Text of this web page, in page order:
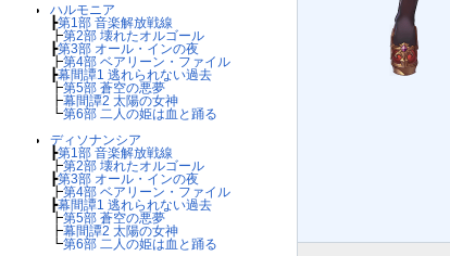
ハルモニア
┣第1部 音楽解放戦線
┣第2部 壊れたオルゴール
┣第3部 オール・インの夜
┣第4部 ベアリーン・ファイル
┣幕間譚1 逃れられない過去
┣第5部 蒼空の悪夢
┣幕間譚2 太陽の女神
┗第6部 二人の姫は血と踊る
ディソナンシア
┣第1部 音楽解放戦線
┣第2部 壊れたオルゴール
┣第3部 オール・インの夜
┣第4部 ベアリーン・ファイル
┣幕間譚1 逃れられない過去
┣第5部 蒼空の悪夢
┣幕間譚2 太陽の女神
┗第6部 二人の姫は血と踊る